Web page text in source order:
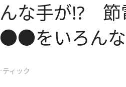
な手が!? 節
●●をいろんな
ティック